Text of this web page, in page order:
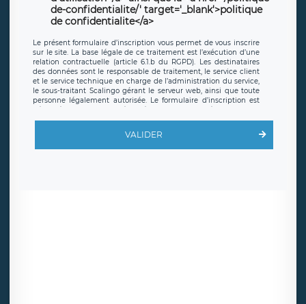
de-confidentialite/' target='_blank'>politique
de confidentialite</a>
Le présent formulaire d’inscription vous permet de vous inscrire
sur le site. La base légale de ce traitement est l’exécution d’une
relation contractuelle (article 6.1.b du RGPD). Les destinataires
des données sont le responsable de traitement, le service client
et le service technique en charge de l’administration du service,
le sous-traitant Scalingo gérant le serveur web, ainsi que toute
personne légalement autorisée. Le formulaire d’inscription est
offrant desclauses de protection conformes au RGPD. Les
en sollicite la suppression, étant entendu que vous pouvez
demander la suppression de vos données et retirer votre
VALIDER